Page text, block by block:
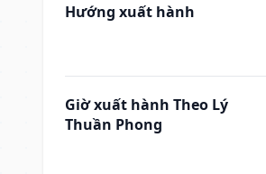
Hướng xuất hành
Giờ xuất hành Theo Lý
Thuần Phong